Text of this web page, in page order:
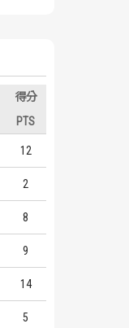
得分
PTS
12
2
8
9
14
5